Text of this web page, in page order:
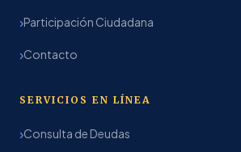
Participación Ciudadana
Contacto
SERVICIOS EN LÍNEA
Consulta de Deudas